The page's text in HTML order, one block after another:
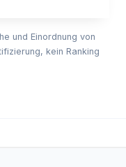
und Einordnung von
kein Ranking